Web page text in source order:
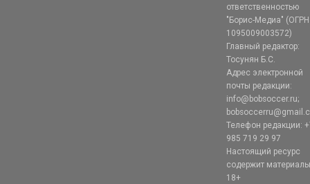
ответственностью
"Борис-Медиа" (ОГРН
1095009003572)
Главный редактор:
Тосунян Б.С.
Адрес электронной
почты редакции:
info@bobsoccer.ru;
Телефон редакции:
985 719 29 97
Настоящий ресурс
содержит
18+